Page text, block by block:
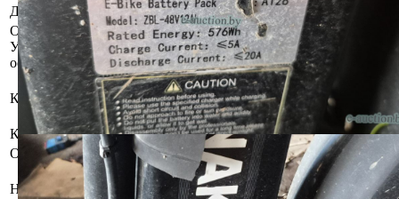
Должник
Кулешов Денис Иванович
Осмотр объекта
Участник электронных торгов обязан до начала электронных
осмотреть предмет торгов ( п.2.4.3 Регламента)
Контактное лицо
Имущество оставлено судебным
хранение должнику/хранителю. За
информацией обращаться к специалистам
Контакты
+375292117981
Организатор/оператор торгов
Наименование
Витебский филиал республиканского
предприятия по оказанию услуг